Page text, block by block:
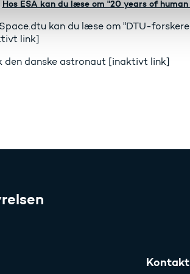
Hos ESA kan du læse om "20 years of
kan du læse om "DTU-
link]
den danske astronaut [inaktivt link]
Kontakt